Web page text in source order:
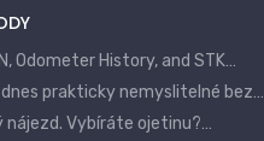
Odometer History, and STK…
prakticky nemyslitelné bez…
nájezd. Vybíráte ojetinu?…